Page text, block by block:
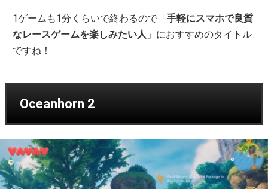
1ゲームも1分くらいで終わるので「手軽にスマホで良質
なレースゲームを楽しみたい人 」におすすめのタイトル
ですね！
Oceanhorn 2